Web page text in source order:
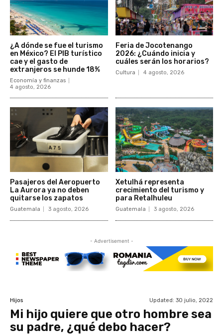
¿A dónde se fue el turismo
en México? El PIB turístico
cae y el gasto de
extranjeros se hunde 18%
Economía y finanzas
4 agosto, 2026
Feria de Jocotenango
2026: ¿Cuándo inicia y
cuáles serán los horarios?
Cultura 4 agosto, 2026
Pasajeros del Aeropuerto
La Aurora ya no deben
quitarse los zapatos
Guatemala 3 agosto, 2026
Xetulhá representa
crecimiento del turismo y
para Retalhuleu
Guatemala 3 agosto, 2026
- Advertisement -